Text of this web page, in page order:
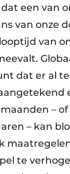
een van
van onze
van
dat er al
–
– kan
te